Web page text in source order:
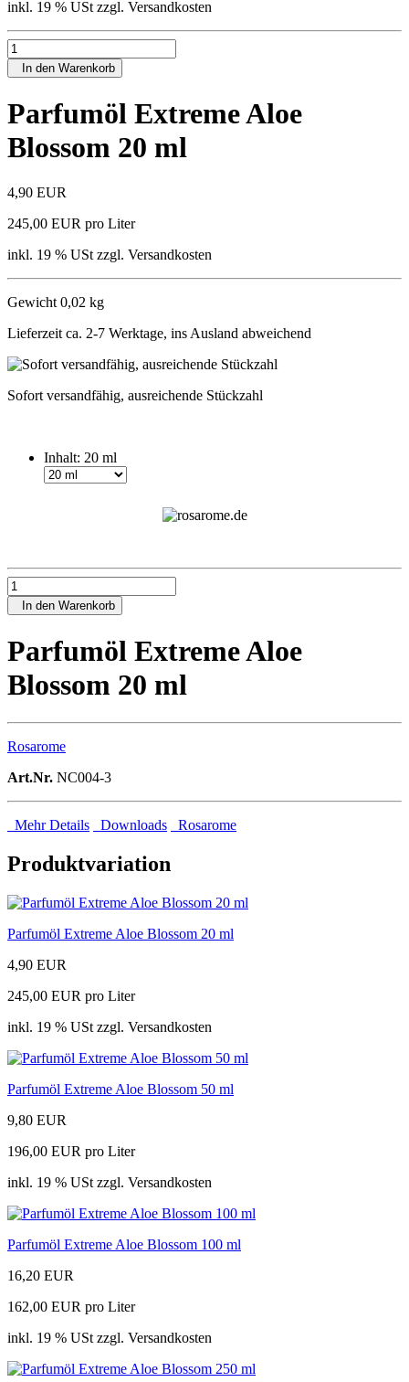
inkl. 19 % USt zzgl. Versandkosten
In den Warenkorb
Parfumöl Extreme Aloe
Blossom 20 ml
4,90 EUR
245,00 EUR pro Liter
inkl. 19 % USt zzgl. Versandkosten
Gewicht 0,02 kg
Lieferzeit ca. 2-7 Werktage, ins Ausland abweichend
Sofort versandfähig, ausreichende Stückzahl
Inhalt: 20 ml
In den Warenkorb
Parfumöl Extreme Aloe
Blossom 20 ml
Rosarome
Art.Nr. NC004-3
Mehr Details Downloads Rosarome
Produktvariation
Parfumöl Extreme Aloe Blossom 20 ml
4,90 EUR
245,00 EUR pro Liter
inkl. 19 % USt zzgl. Versandkosten
Parfumöl Extreme Aloe Blossom 50 ml
9,80 EUR
196,00 EUR pro Liter
inkl. 19 % USt zzgl. Versandkosten
Parfumöl Extreme Aloe Blossom 100 ml
16,20 EUR
162,00 EUR pro Liter
inkl. 19 % USt zzgl. Versandkosten